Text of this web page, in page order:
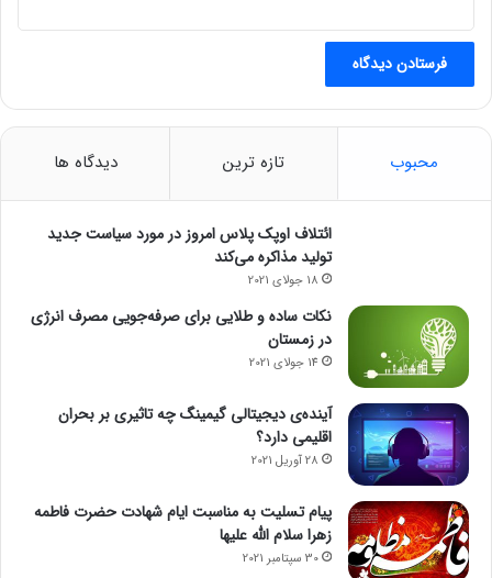
محبوب تازه ترین دیدگاه ها
ائتلاف اوپک پلاس امروز در مورد سیاست جدید
تولید مذاکره می‌کند
18 جولای 2021
نکات ساده و طلایی برای صرفه‌جویی مصرف انرژی
در زمستان
14 جولای 2021
آینده‌ی دیجیتالی گیمینگ چه تاثیری بر بحران
اقلیمی دارد؟
28 آوریل 2021
پیام تسلیت به مناسبت ایام شهادت حضرت فاطمه
زهرا سلام الله علیها
30 سپتامبر 2021